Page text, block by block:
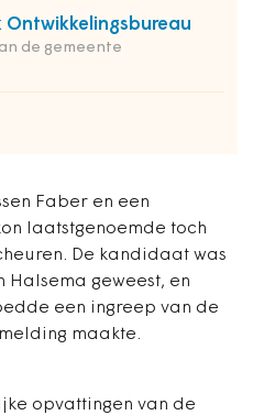
Ontwikkelingsbureau
de gemeente
Faber en een
laatstgenoemde toch
De kandidaat was
geweest, en
een ingreep van de
maakte.
opvattingen van de